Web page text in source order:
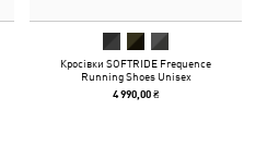
Кросівки SOFTRIDE Frequence
Running Shoes Unisex
4 990,00 ₴